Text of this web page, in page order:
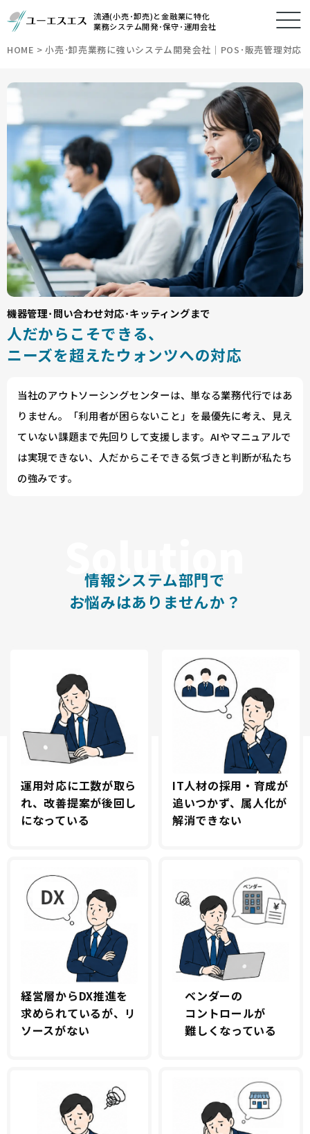
流通(小売･卸売)と金融業に特化
業務システム開発･保守･運用会社
HOME >小売･卸売業務に強いシステム開発会社｜POS･販売管理対応
機器管理･問い合わせ対応･キッティングまで
人だからこそできる、
ニーズを超えたウォンツへの対応
当社のアウトソーシングセンターは、単なる業務代行ではあ
りません。「利用者が困らないこと」を最優先に考え、見え
ていない課題まで先回りして支援します。AIやマニュアルで
は実現できない、人だからこそできる気づきと判断が私たち
の強みです。
情報システム部門で
お悩みはありませんか？
運用対応に工数が取ら
れ、改善提案が後回し
になっている
IT人材の採用・育成が
追いつかず、属人化が
解消できない
経営層からDX推進を
求められているが、 リ
ソースがない
ベンダーの
コントロールが
難しくなっている